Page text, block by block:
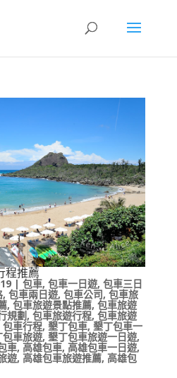
程推薦
| 包車, 包車一日遊, 包車三日
, 包車兩日遊, 包車公司, 包車旅
, 包車旅遊景點推薦, 包車旅遊
規劃, 包車旅遊行程, 包車旅遊
包車行程, 墾丁包車, 墾丁包車一
包車旅遊, 墾丁包車旅遊一日遊,
車, 高雄包車, 高雄包車一日遊,
遊, 高雄包車旅遊推薦, 高雄包